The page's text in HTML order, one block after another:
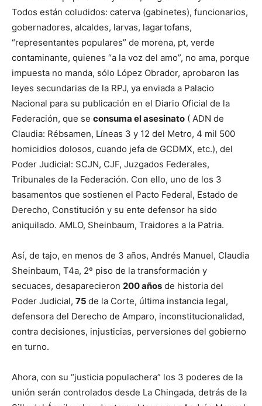
Todos están coludidos: caterva (gabinetes), funcionarios,
gobernadores, alcaldes, larvas, lagartofans,
“representantes populares” de morena, pt, verde
contaminante, quienes “a la voz del amo”, no ama, porque
impuesta no manda, sólo López Obrador, aprobaron las
leyes secundarias de la RPJ, ya enviada a Palacio
Nacional para su publicación en el Diario Oficial de la
Federación, que se consuma el asesinato ( ADN de
Claudia: Rébsamen, Líneas 3 y 12 del Metro, 4 mil 500
homicidios dolosos, cuando jefa de GCDMX, etc.), del
Poder Judicial: SCJN, CJF, Juzgados Federales,
Tribunales de la Federación. Con ello, uno de los 3
basamentos que sostienen el Pacto Federal, Estado de
Derecho, Constitución y su ente defensor ha sido
aniquilado. AMLO, Sheinbaum, Traidores a la Patria.
Así, de tajo, en menos de 3 años, Andrés Manuel, Claudia
Sheinbaum, T4a, 2º piso de la transformación y
secuaces, desaparecieron 200 años de historia del
Poder Judicial, 75 de la Corte, última instancia legal,
defensora del Derecho de Amparo, inconstitucionalidad,
contra decisiones, injusticias, perversiones del gobierno
en turno.
Ahora, con su “justicia populachera” los 3 poderes de la
unión serán controlados desde La Chingada, detrás de la